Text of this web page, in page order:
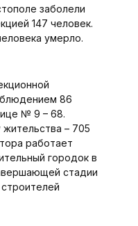
заболели
147 человек.
умерло.
86
№ 9 – 68.
– 705
работает
городок в
стадии